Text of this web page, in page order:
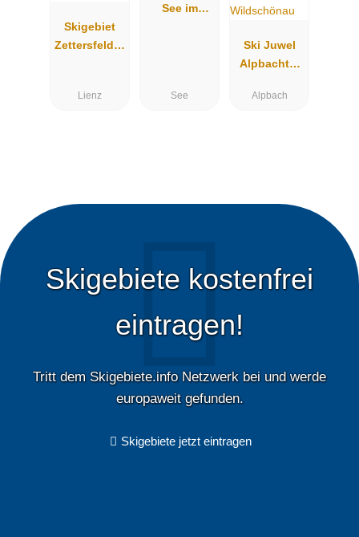
Skigebiet
Zettersfeld &
Lienz
See im
See
Ski Juwel
Alpbachtal
u
Alpbach
Skigebiete kostenfrei
eintragen!
Tritt dem Skigebiete.info Netzwerk bei und werde
europaweit gefunden.
Skigebiete jetzt eintragen